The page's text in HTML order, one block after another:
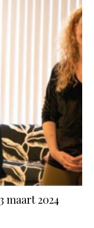
maart 2024